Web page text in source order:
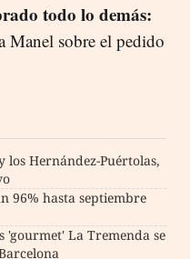
todo lo demás:
Manel sobre el pedido
los Hernández-Puértolas,
96% hasta septiembre
'gourmet' La Tremenda se